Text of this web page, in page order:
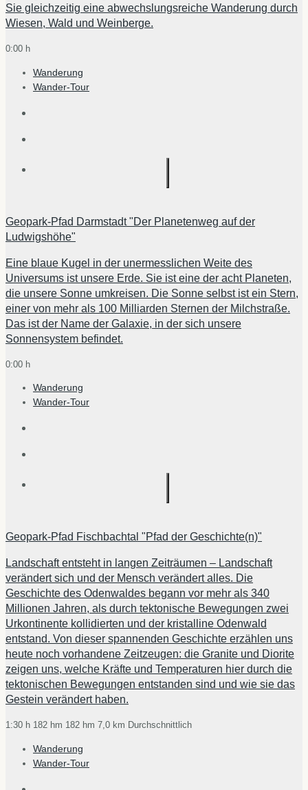
Sie gleichzeitig eine abwechslungsreiche Wanderung durch
Wiesen, Wald und Weinberge.
0:00 h
Wanderung
Wander-Tour
Geopark-Pfad Darmstadt "Der Planetenweg auf der
Ludwigshöhe"
Eine blaue Kugel in der unermesslichen Weite des
Universums ist unsere Erde. Sie ist eine der acht Planeten,
die unsere Sonne umkreisen. Die Sonne selbst ist ein Stern,
einer von mehr als 100 Milliarden Sternen der Milchstraße.
Das ist der Name der Galaxie, in der sich unsere
Sonnensystem befindet.
0:00 h
Wanderung
Wander-Tour
Geopark-Pfad Fischbachtal "Pfad der Geschichte(n)"
Landschaft entsteht in langen Zeiträumen – Landschaft
verändert sich und der Mensch verändert alles. Die
Geschichte des Odenwaldes begann vor mehr als 340
Millionen Jahren, als durch tektonische Bewegungen zwei
Urkontinente kollidierten und der kristalline Odenwald
entstand. Von dieser spannenden Geschichte erzählen uns
heute noch vorhandene Zeitzeugen: die Granite und Diorite
zeigen uns, welche Kräfte und Temperaturen hier durch die
tektonischen Bewegungen entstanden sind und wie sie das
Gestein verändert haben.
1:30 h 182 hm 182 hm 7,0 km Durchschnittlich
Wanderung
Wander-Tour